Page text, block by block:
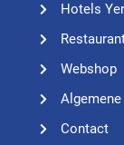
Hotels
Webshop
Contact